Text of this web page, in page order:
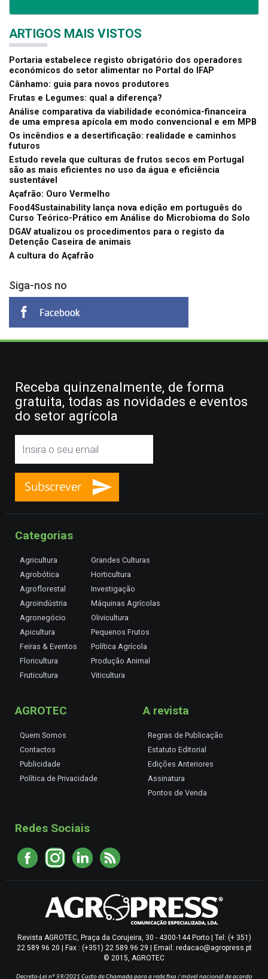
ARTIGOS MAIS VISTOS
Portaria estabelece registo obrigatório dos operadores
económicos do setor alimentar no Portal do IFAP
Cânhamo: guia para novos produtores
Frutas e Legumes: qual a diferença?
Análise comparativa da viabilidade económica-financeira
de uma empresa apícola em modo convencional e em MPB
Os incêndios e a desertificação: realidade e caminhos
futuros
Estudo revela que culturas de frutos secos em Portugal
são as mais eficientes no uso da água e eficiência
sustentável
Açafrão: Ouro Vermelho
Food4Sustainability lança nova edição em português do
Curso Teórico-Prático em Análise do Microbioma do Solo
DGAV atualizou os procedimentos para o registo da
Detenção Caseira de animais
A cultura do Açafrão
Siga-nos no
Receba quinzenalmente, de forma
gratuita, todas as novidades e eventos
do setor agrícola
Categorias
Agricultura
Agrobótica
Agroflorestal
Agroindústria
Agronegócio
Apicultura
Feiras & Eventos
Floricultura
Fruticultura
Grandes Culturas
Horticultura
Investigação
Máquinas Agrícolas
Olivicultura
Pequenos Frutos
Política Agrícola
Produção Animal
Viticultura
AGROTEC
Quem Somos
Contactos
Publicidade
Política de Privacidade
A revista
Regras de Publicação
Estatuto Editorial
Edições Anteriores
Assinatura
Pontos de Venda
Redes Sociais
Revista AGROTEC, Praça da Corujeira, 30 - 4300-144 Porto | Tel: (+ 351)
22 589 96 20 | Fax : (+351) 22 589 96 29 | Email: redacao@agropress.pt
© 2015, AGROTEC
Decreto-Lei nº 59/2021 Custo de Chamada para a rede fixa / móvel nacional de acordo